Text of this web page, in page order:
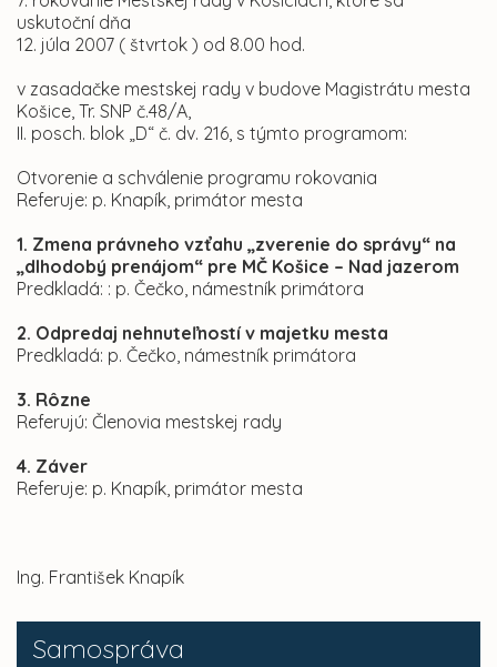
Samospráva
uskutoční dňa
12. júla 2007 ( štvrtok ) od 8.00 hod.
v zasadačke mestskej rady v budove Magistrátu mesta
Košice, Tr. SNP č.48/A,
II. posch. blok „D“ č. dv. 216, s týmto programom:
Otvorenie a schválenie programu rokovania
Referuje: p. Knapík, primátor mesta
1. Zmena právneho vzťahu „zverenie do správy“ na
„dlhodobý prenájom“ pre MČ Košice – Nad jazerom
Predkladá: : p. Čečko, námestník primátora
2. Odpredaj nehnuteľností v majetku mesta
Predkladá: p. Čečko, námestník primátora
3. Rôzne
Referujú: Členovia mestskej rady
4. Záver
Referuje: p. Knapík, primátor mesta
Ing. František Knapík